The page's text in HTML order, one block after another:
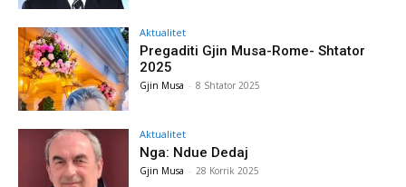
Aktualitet
Pregaditi Gjin Musa-Rome- Shtator
2025
Gjin Musa - 8 Shtator 2025
Aktualitet
Nga: Ndue Dedaj
Gjin Musa - 28 Korrik 2025